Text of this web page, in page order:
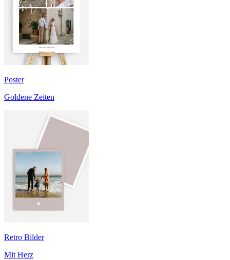
Poster
Goldene Zeiten
Retro Bilder
Mit Herz